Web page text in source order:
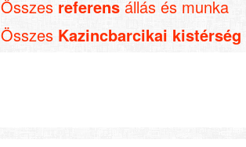
Összes referens állás és munka
Összes Kazincbarcikai kistérség